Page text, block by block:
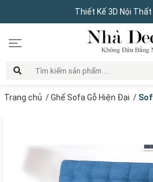
Thiết Kế 3D Nội Thất
Trang chủ /Ghế Sofa Gỗ Hiện Đại /